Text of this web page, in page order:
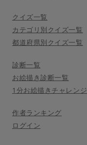
クイズ一覧
カテゴリ別クイズ一覧
都道府県別クイズ一覧
診断一覧
お絵描き診断一覧
1分お絵描きチャレンジ
作者ランキング
ログイン